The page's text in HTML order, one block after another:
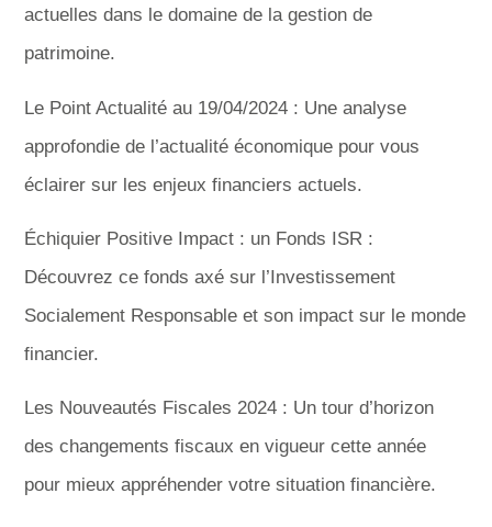
actuelles dans le domaine de la gestion de
patrimoine.
Le Point Actualité au 19/04/2024 : Une analyse
approfondie de l’actualité économique pour vous
éclairer sur les enjeux financiers actuels.
Échiquier Positive Impact : un Fonds ISR :
Découvrez ce fonds axé sur l’Investissement
Socialement Responsable et son impact sur le monde
financier.
Les Nouveautés Fiscales 2024 : Un tour d’horizon
des changements fiscaux en vigueur cette année
pour mieux appréhender votre situation financière.